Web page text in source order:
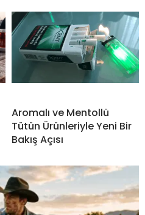
Aromalı ve Mentollü
Tütün Ürünleriyle Yeni Bir
Bakış Açısı